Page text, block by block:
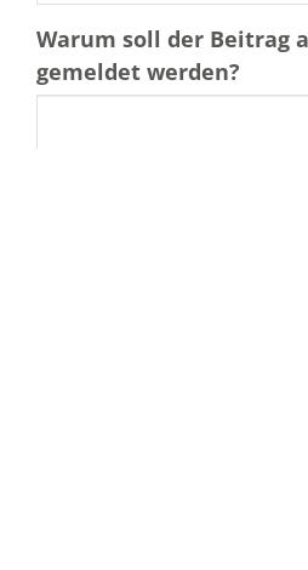
Warum soll der Beitrag
gemeldet werden?